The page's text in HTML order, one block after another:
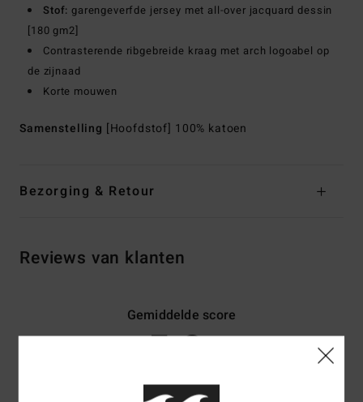
Stof:garengeverfde jersey met all-over jacquard dessin
[180 gm2]
Contrasterende ribgebreide kraag met arch logoabel op
de zijnaad
Korte mouwen
Samenstelling [Hoofdstof] 100% katoen
Bezorging & Retour
Reviews van klanten
Gemiddelde score
5.0